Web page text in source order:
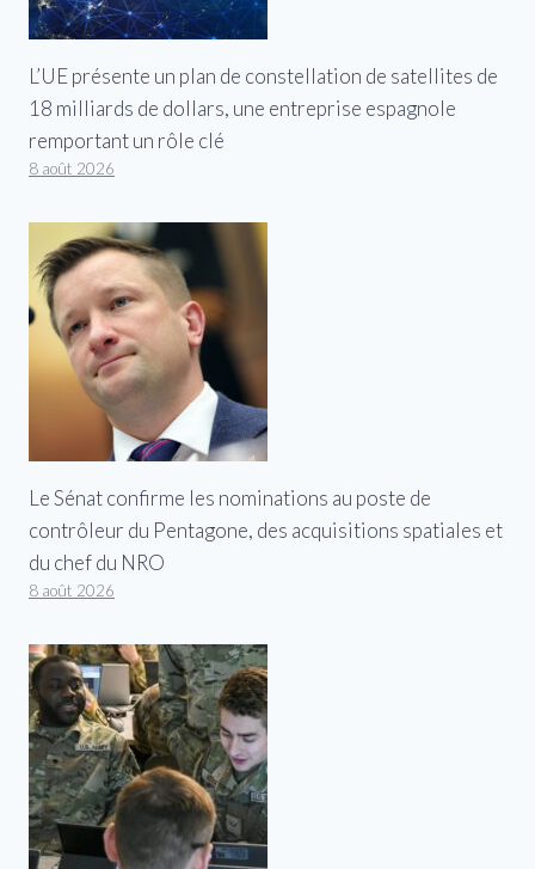
L’UE présente un plan de constellation de satellites de
18 milliards de dollars, une entreprise espagnole
remportant un rôle clé
8 août 2026
Le Sénat confirme les nominations au poste de
contrôleur du Pentagone, des acquisitions spatiales et
du chef du NRO
8 août 2026